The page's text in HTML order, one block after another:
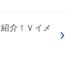
介！Ｖイメ